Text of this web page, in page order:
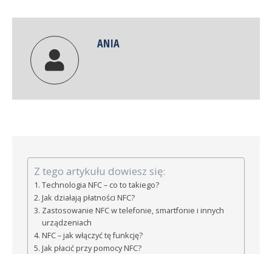
ANIA
Z tego artykułu dowiesz się:
Technologia NFC – co to takiego?
Jak działają płatności NFC?
Zastosowanie NFC w telefonie, smartfonie i innych
urządzeniach
NFC – jak włączyć tę funkcję?
Jak płacić przy pomocy NFC?